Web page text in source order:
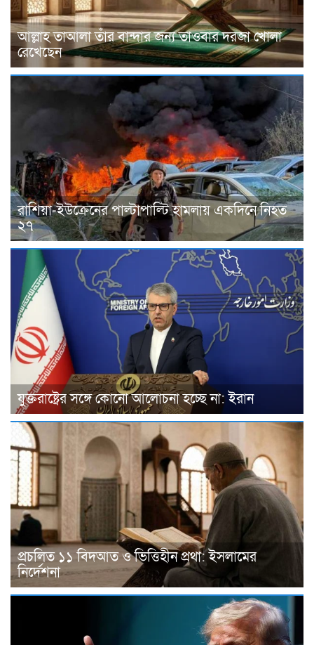
আল্লাহ তাআলা তাঁর বান্দার জন্য তাওবার দরজা খোলা
রেখেছেন
রাশিয়া-ইউক্রেনের পাল্টাপাল্টি হামলায় একদিনে নিহত
২৭
যুক্তরাষ্ট্রের সঙ্গে কোনো আলোচনা হচ্ছে না: ইরান
প্রচলিত ১১ বিদআত ও ভিত্তিহীন প্রথা: ইসলামের
নির্দেশনা